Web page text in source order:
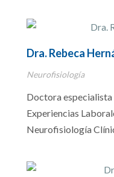
Dra. Rebeca
Neurofisiología
Doctora
Experiencias
Neurofisiología